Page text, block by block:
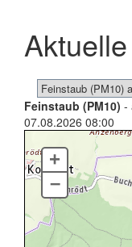
Feinstaub (PM10) -
07.08.2026 08:00
+
–